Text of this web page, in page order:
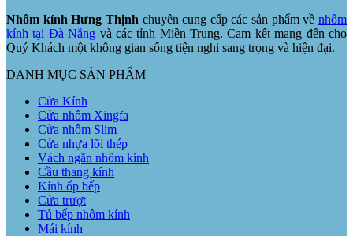
Nhôm kính Hưng Thịnh chuyên cung cấp các sản phẩm vềnhôm
kính tại Đà Nẵng và các tỉnh Miền Trung. Cam kết mang đến cho
Quý Khách một không gian sống tiện nghi sang trọng và hiện đại.
DANH MỤC SẢN PHẨM
Cửa Kính
Cửa nhôm Xingfa
Cửa nhôm Slim
Cửa nhựa lõi thép
Vách ngăn nhôm kính
Cầu thang kính
Kính ốp bếp
Cửa trượt
Tủ bếp nhôm kính
Mái kính